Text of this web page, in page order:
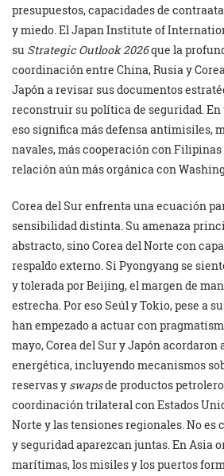
presupuestos, capacidades de
y miedo. El Japan Institute of
su Strategic Outlook 2026que la
coordinación entre China, Rusia y
Japón a revisar sus documentos
reconstruir su política de seguridad.
eso significa más defensa antimisiles,
navales, más cooperación con
relación aún más orgánica con
Corea del Sur enfrenta una ecuación
sensibilidad distinta. Su amenaza
abstracto, sino Corea del Norte con
respaldo externo. Si Pyongyang se
y tolerada por Beijing, el margen de
estrecha. Por eso Seúl y Tokio, pese a
han empezado a actuar con
mayo, Corea del Sur y Japón
energética, incluyendo mecanismos
reservas y swapsde productos
coordinación trilateral con Estados
Norte y las tensiones regionales. No es
y seguridad aparezcan juntas. En Asia
marítimas, los misiles y los puertos